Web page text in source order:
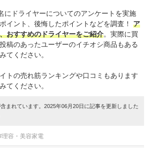
にドライヤーについてのアンケートを実施
イント、後悔したポイントなどを調査！ ア
おすすめのドライヤーをご紹介。実際に買
稿のあったユーザーのイチオシ商品もある
てください。
トの売れ筋ランキングや口コミもあります
てください。
まれています。2025年06月20日に記事を更新しました
理容・美容家電